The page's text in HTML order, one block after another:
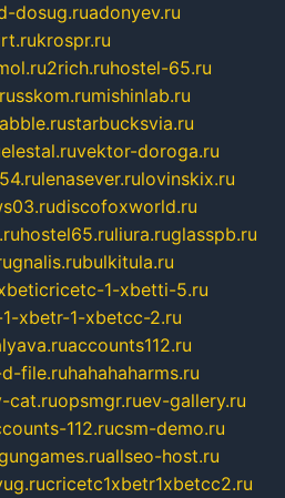
dosug.ruadonyev.ru
krospr.ru
2rich.ruhostel-65.ru
mishinlab.ru
starbucksvia.ru
elestal.ruvektor-doroga.ru
lenasever.rulovinskix.ru
discofoxworld.ru
hostel65.ruliura.ruglasspb.ru
gnalis.rubulkitula.ru
1-xbetti-5.ru
xbetr-1-xbetcc-2.ru
accounts112.ru
file.ruhahahaharms.ru
cat.ruopsmgr.ruev-gallery.ru
112.rucsm-demo.ru
allseo-host.ru
cricetc1xbetr1xbetcc2.ru